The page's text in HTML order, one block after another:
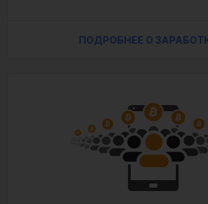
ПОДРОБНЕЕ О